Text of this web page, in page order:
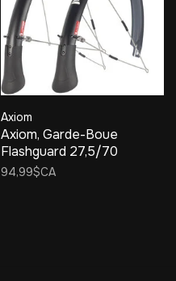
Axiom
Axiom, Garde-Boue
Flashguard 27,5/70
94,99$CA